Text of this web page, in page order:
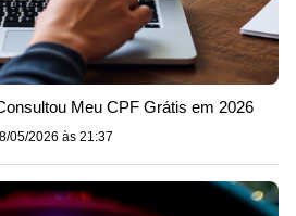
Meu CPF Grátis em 2026
05/2026 às 21:37